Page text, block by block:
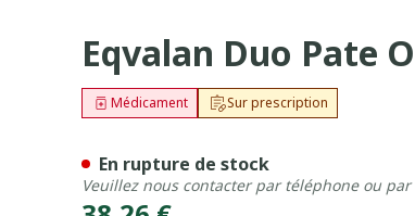
1 X 7,74g
Eqvalan Duo Pate
Sur prescription
Médicament
En rupture de stock
Veuillez nous contacter par téléphone ou